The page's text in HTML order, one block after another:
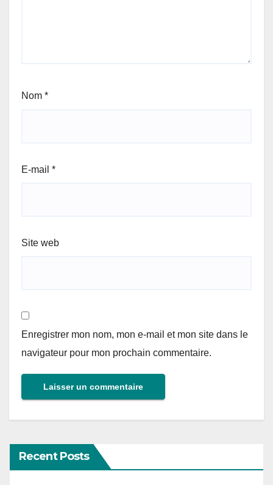
Nom *
E-mail *
Site web
Enregistrer mon nom, mon e-mail et mon site dans le
navigateur pour mon prochain commentaire.
Recent Posts